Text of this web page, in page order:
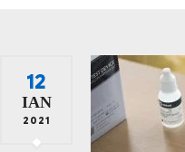
12
ΙΑΝ
2021